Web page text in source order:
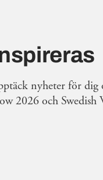
nyheter för
2026 och Swedish